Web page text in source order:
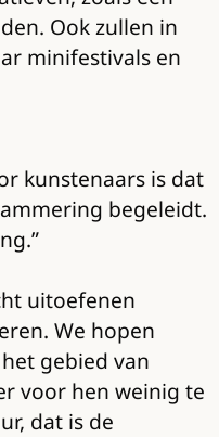
Ook zullen in
minifestivals en
kunstenaars is dat
begeleidt.
uitoefenen
We hopen
gebied van
voor hen weinig te
dat is de